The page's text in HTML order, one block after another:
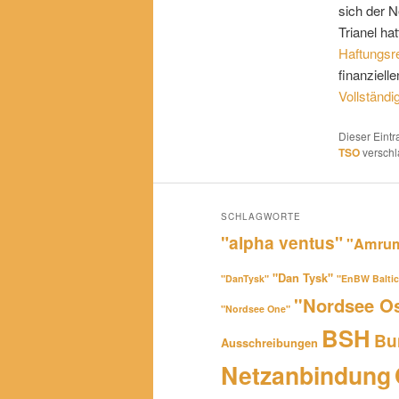
sich der
Trianel
Dieser
TSO
SCHLAGWORTE
"alpha ventus"
"DanTysk" "Dan Tysk" "EnBW
"Nordsee One" "Nordsee
Ausschreibungen BSH
Netzanbindung